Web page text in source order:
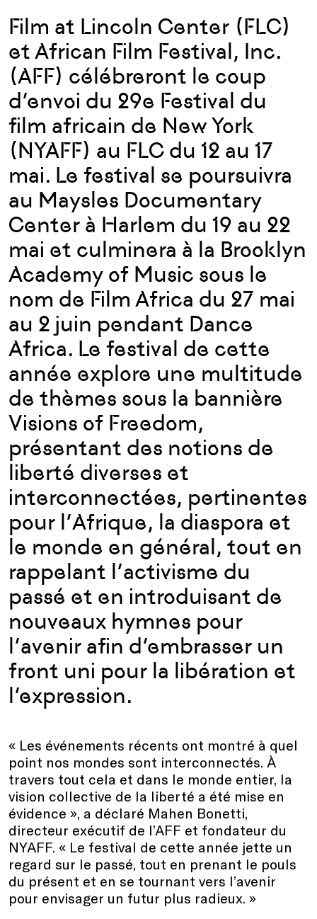
Film at Lincoln Center (FLC)
et African Film Festival, Inc.
(AFF) célébreront le coup
d’envoi du 29e Festival du
film africain de New York
(NYAFF) au FLC du 12 au 17
mai. Le festival se poursuivra
au Maysles Documentary
Center à Harlem du 19 au 22
mai et culminera à la Brooklyn
Academy of Music sous le
nom de Film Africa du 27 mai
au 2 juin pendant Dance
Africa. Le festival de cette
année explore une multitude
de thèmes sous la bannière
Visions of Freedom,
présentant des notions de
liberté diverses et
interconnectées, pertinentes
pour l’Afrique, la diaspora et
le monde en général, tout en
rappelant l’activisme du
passé et en introduisant de
nouveaux hymnes pour
l’avenir afin d’embrasser un
front uni pour la libération et
l’expression.
« Les événements récents ont montré à quel
point nos mondes sont interconnectés. À
travers tout cela et dans le monde entier, la
vision collective de la liberté a été mise en
évidence », a déclaré Mahen Bonetti,
directeur exécutif de l’AFF et fondateur du
NYAFF. « Le festival de cette année jette un
regard sur le passé, tout en prenant le pouls
du présent et en se tournant vers l’avenir
pour envisager un futur plus radieux. »